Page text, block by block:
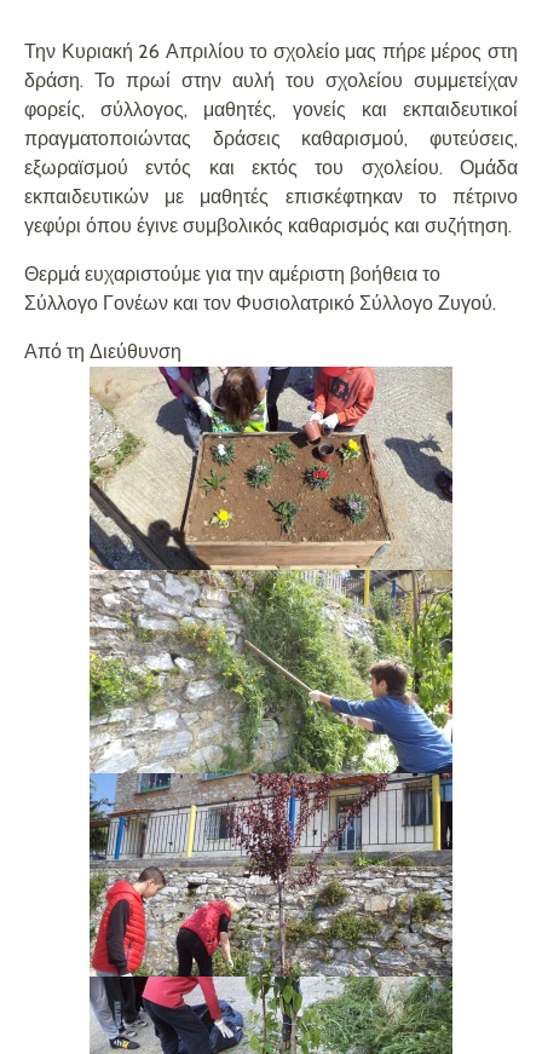
Την Κυριακή 26 Απριλίου το σχολείο μας πήρε μέρος στη
δράση. Το πρωί στην αυλή του σχολείου συμμετείχαν
φορείς, σύλλογος, μαθητές, γονείς και εκπαιδευτικοί
πραγματοποιώντας δράσεις καθαρισμού, φυτεύσεις,
εξωραϊσμού εντός και εκτός του σχολείου. Ομάδα
εκπαιδευτικών με μαθητές επισκέφτηκαν το πέτρινο
γεφύρι όπου έγινε συμβολικός καθαρισμός και συζήτηση.
Θερμά ευχαριστούμε για την αμέριστη βοήθεια το
Σύλλογο Γονέων και τον Φυσιολατρικό Σύλλογο Ζυγού.
Από τη Διεύθυνση